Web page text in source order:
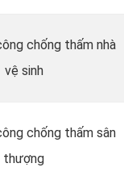
chống thấm nhà
vệ sinh
chống thấm sân
thượng